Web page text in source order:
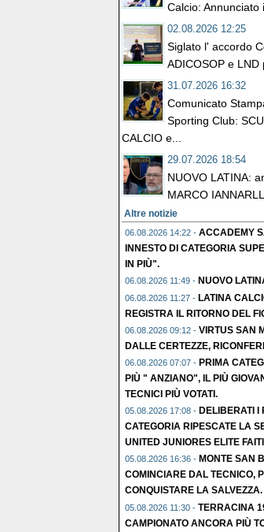
Calcio: Annunciato
02.08.2026 12:25
Siglato l' accordo
ADICOSOP e LND
31.07.2026 16:32
Comunicato
Sporting Club:
CALCIO e...
29.07.2026 18:54
NUOVO LATINA:
MARCO
Altre notizie
06.08.2026 14:22 - ACCADEMY
INNESTO DI CATEGORIA
IN PIÙ".
06.08.2026 11:49 - NUOVO
06.08.2026 11:27 - LATINA
REGISTRA IL RITORNO DEL
06.08.2026 09:12 - VIRTUS SAN
DALLE CERTEZZE,
06.08.2026 07:07 - PRIMA
PIÙ " ANZIANO", IL PIÙ
TECNICI PIÙ VOTATI.
05.08.2026 17:08 - DELIBERATI I
CATEGORIA RIPESCATE LA
UNITED JUNIORES ELITE
05.08.2026 16:36 - MONTE SAN
COMINCIARE DAL TECNICO,
CONQUISTARE LA SALVEZZA.
05.08.2026 11:30 - TERRACINA
CAMPIONATO ANCORA PIÙ